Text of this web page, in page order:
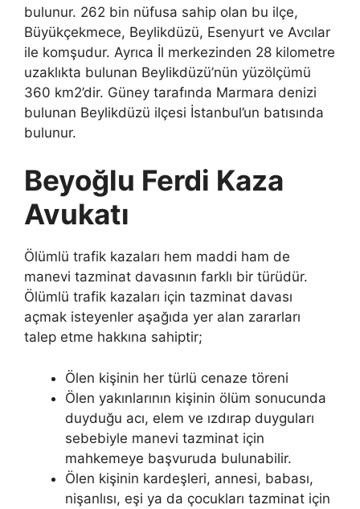
bulunur. 262 bin nüfusa sahip olan bu ilçe,
Büyükçekmece, Beylikdüzü, Esenyurt ve Avcılar
ile komşudur. Ayrıca İl merkezinden 28 kilometre
uzaklıkta bulunan Beylikdüzü’nün yüzölçümü
360 km2’dir. Güney tarafında Marmara denizi
bulunan Beylikdüzü ilçesi İstanbul’un batısında
bulunur.
Beyoğlu Ferdi Kaza
Avukatı
Ölümlü trafik kazaları hem maddi ham de
manevi tazminat davasının farklı bir türüdür.
Ölümlü trafik kazaları için tazminat davası
açmak isteyenler aşağıda yer alan zararları
talep etme hakkına sahiptir;
Ölen kişinin her türlü cenaze töreni
Ölen yakınlarının kişinin ölüm sonucunda
duyduğu acı, elem ve ızdırap duyguları
sebebiyle manevi tazminat için
mahkemeye başvuruda bulunabilir.
Ölen kişinin kardeşleri, annesi, babası,
nişanlısı, eşi ya da çocukları tazminat için